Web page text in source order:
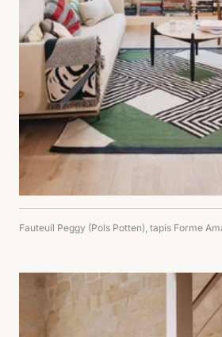
Fauteuil Peggy (Pols Potten), tapis Forme